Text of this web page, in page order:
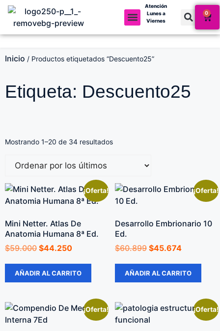
Atención
Lunes a
Viernes
0
Inicio / Productos etiquetados “Descuento25”
Etiqueta: Descuento25
Mostrando 1–20 de 34 resultados
¡Oferta!
Mini Netter. Atlas De
Anatomia Humana 8ª Ed.
$59.000 $44.250
AÑADIR AL CARRITO
¡Oferta!
Desarrollo Embrionario 10
Ed.
$60.899 $45.674
AÑADIR AL CARRITO
¡Oferta! ¡Oferta!